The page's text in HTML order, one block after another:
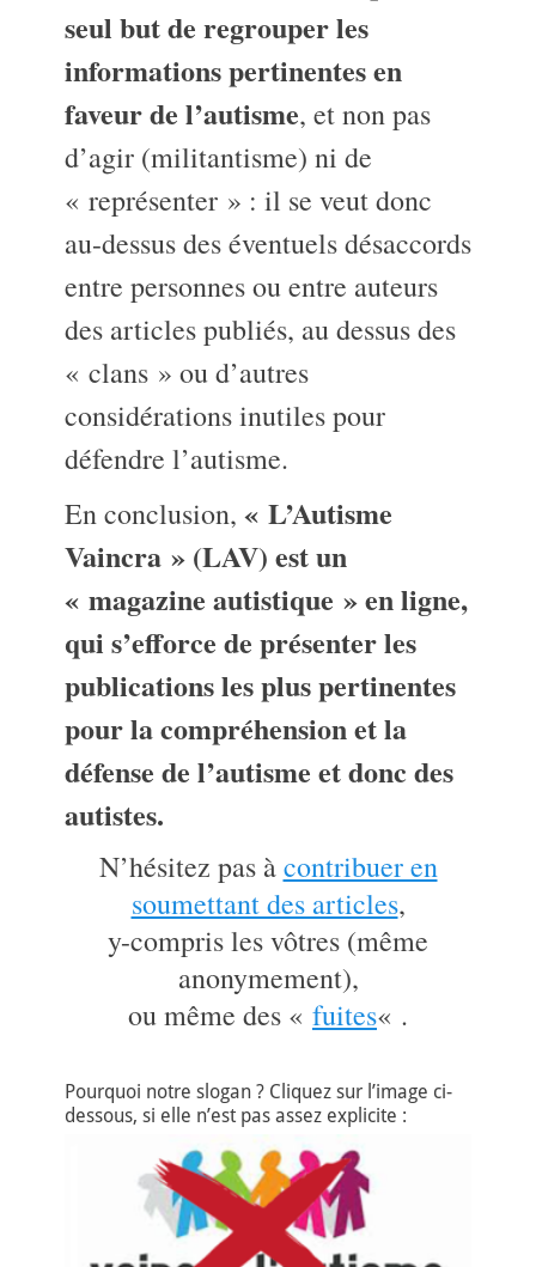
seul but de regrouper les
informations pertinentes en
faveur de l’autisme, et non pas
d’agir (militantisme) ni de
« représenter » : il se veut donc
au-dessus des éventuels désaccords
entre personnes ou entre auteurs
des articles publiés, au dessus des
« clans » ou d’autres
considérations inutiles pour
défendre l’autisme.
En conclusion, « L’Autisme
Vaincra » (LAV) est un
« magazine autistique » en ligne,
qui s’efforce de présenter les
publications les plus pertinentes
pour la compréhension et la
défense de l’autisme et donc des
autistes.
N’hésitez pas àcontribuer en
soumettant des articles,
y-compris les vôtres (même
anonymement),
ou même des « fuites« .
Pourquoi notre slogan ? Cliquez sur l’image ci-
dessous, si elle n’est pas assez explicite :